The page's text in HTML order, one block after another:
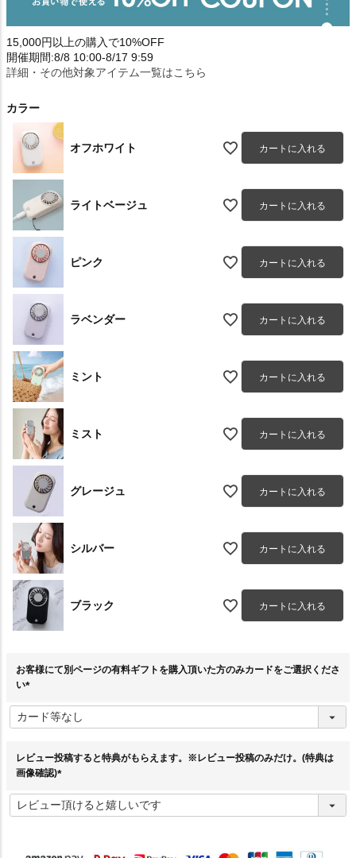
15,000円以上の購入で10%OFF
開催期間:8/8 10:00-8/17 9:59
詳細・その他対象アイテム一覧はこちら
カラー
オフホワイト カートに入れる
ライトベージュ カートに入れる
ピンク カートに入れる
ラベンダー カートに入れる
ミント カートに入れる
ミスト カートに入れる
グレージュ カートに入れる
シルバー カートに入れる
ブラック カートに入れる
お客様にて別ページの有料ギフトを購入頂いた方のみカードをご選択くださ
い
必
須
レビュー投稿すると特典がもらえます。※レビュー投稿のみだけ。(特典は
画像確認)
必
須